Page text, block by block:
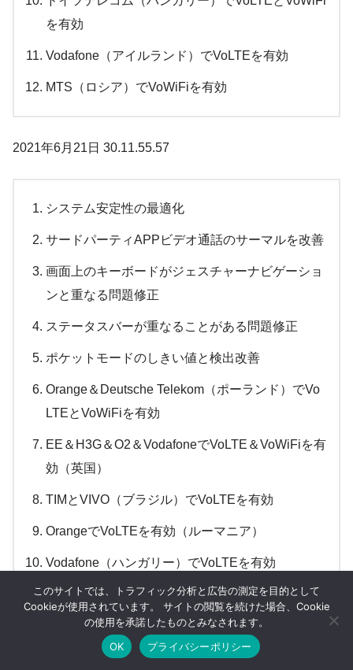
を有効
Vodafone（アイルランド）でVo​​LTEを有効
MTS（ロシア）でVoWiFiを有効
2021年6月21日 30.11.55.57
システム安定性の最適化
サードパーティAPPビデオ通話のサーマルを改善
画面上のキーボードがジェスチャーナビゲーショ
ンと重なる問題修正
ステータスバーが重なることがある問題修正
ポケットモードのしきい値と検出改善
Orange＆Deutsche Telekom（ポーランド）でVo​​
LTEとVoWiFiを有効
EE＆H3G＆O2＆VodafoneでVoLTE＆VoWiFiを有
効（英国）
TIMとVIVO（ブラジル）でVoLTEを有効
OrangeでVoLTEを有効（ルーマニア）
Vodafone（ハンガリー）でVoLTEを有効
2021年6月7日 30.11.51.57
このサイトでは、トラフィック分析と広告の測定を目的として
Cookieが使用されています。 サイトの閲覧を続けた場合、Cookie
の使用を承諾したものとみなされます。
OK
プライバシーポリシー